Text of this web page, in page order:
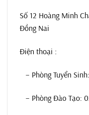
Số 12 Hoàng Minh
Đồng Nai
Điện thoại :
– Phòng Tuyển
– Phòng Đào Tạo: